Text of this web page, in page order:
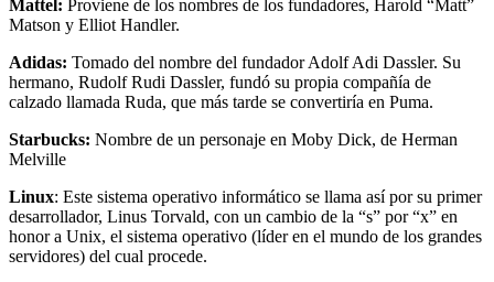
Mattel: Proviene de los nombres de los fundadores, Harold “Matt”
Matson y Elliot Handler.
Adidas: Tomado del nombre del fundador Adolf Adi Dassler. Su
hermano, Rudolf Rudi Dassler, fundó su propia compañía de
calzado llamada Ruda, que más tarde se convertiría en Puma.
Starbucks: Nombre de un personaje en Moby Dick, de Herman
Melville
Linux: Este sistema operativo informático se llama así por su primer
desarrollador, Linus Torvald, con un cambio de la “s” por “x” en
honor a Unix, el sistema operativo (líder en el mundo de los grandes
servidores) del cual procede.